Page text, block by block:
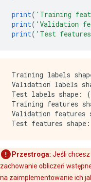
print( 'Training
print( 'Validation
print( 'Test
Training labels
Validation labels
Test labels shape:
Training features
Validation features
Przestroga: Jeśli
zachowanie obliczeń
na zaimplementowanie ich